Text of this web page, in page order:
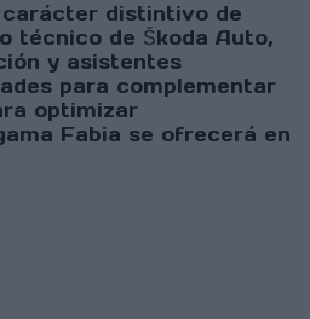
carácter distintivo de
técnico de Škoda Auto,
y asistentes
para complementar
optimizar
Fabia se ofrecerá en